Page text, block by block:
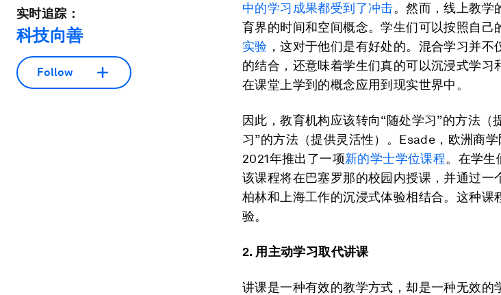
实时追踪：
科技向善
Follow
中的学习成果都受到了冲击。然而，线上教学
育界的时间和空间概念。学生们可以按照自己
实验 ，这对于他们是有好处的。混合学习并
的结合，还意味着学生们真的可以沉浸式学习
在课堂上学到的概念应用到现实世界中。
因此，教育机构应该转向“随处学习”的方法（
习”的方法（提供灵活性）。Esade，欧洲商
2021年推出了一项新的学士学位课程。在学生
该课程将在巴塞罗那的校园内授课，并通过一
柏林和上海工作的沉浸式体验相结合。这种课
验。
2. 用主动学习取代讲课
讲课是一种有效的教学方式，却是一种无效的